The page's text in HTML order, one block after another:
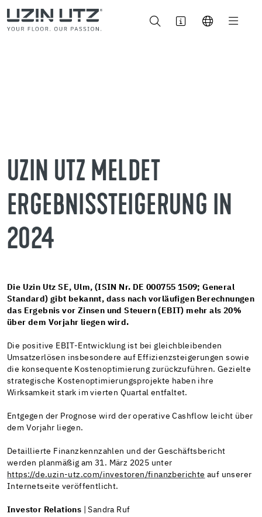
UZIN UTZ MELDET
ERGEBNISSTEIGERUNG IN
2024
Die Uzin Utz SE, Ulm, (ISIN Nr. DE 000755 1509; General
Standard) gibt bekannt, dass nach vorläufigen Berechnungen
das Ergebnis vor Zinsen und Steuern (EBIT) mehr als 20%
über dem Vorjahr liegen wird.
Die positive EBIT-Entwicklung ist bei gleichbleibenden
Umsatzerlösen insbesondere auf Effizienzsteigerungen sowie
die konsequente Kostenoptimierung zurückzuführen. Gezielte
strategische Kostenoptimierungsprojekte haben ihre
Wirksamkeit stark im vierten Quartal entfaltet.
Entgegen der Prognose wird der operative Cashflow leicht über
dem Vorjahr liegen.
Detaillierte Finanzkennzahlen und der Geschäftsbericht
werden planmäßig am 31. März 2025 unter
https://de.uzin-utz.com/investoren/finanzberichte auf unserer
Internetseite veröffentlicht.
Investor Relations | Sandra Ruf